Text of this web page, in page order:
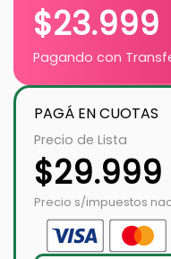
$23.999
Pagando con
PAGÁ EN CUOTAS
Precio de Lista
$29.999
Precio s/impuestos